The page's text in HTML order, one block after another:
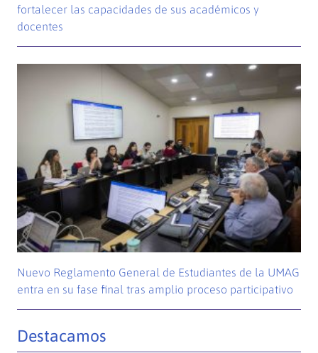
fortalecer las capacidades de sus académicos y
docentes
Nuevo Reglamento General de Estudiantes de la UMAG
entra en su fase final tras amplio proceso participativo
Destacamos